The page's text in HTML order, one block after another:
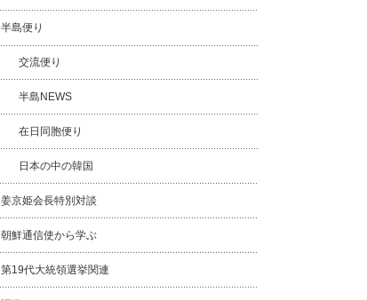
半島便り
交流便り
半島NEWS
在日同胞便り
日本の中の韓国
姜京姫会長特別対談
朝鮮通信使から学ぶ
第19代大統領選挙関連